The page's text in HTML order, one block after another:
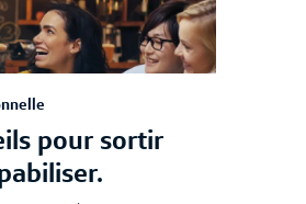
pour sortir